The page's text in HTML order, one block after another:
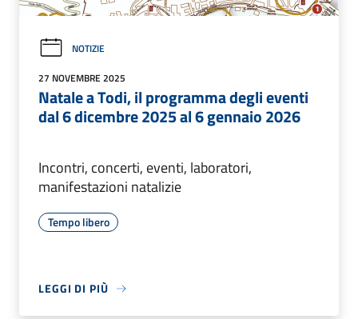
NOTIZIE
27 NOVEMBRE 2025
Natale a Todi, il programma degli eventi
dal 6 dicembre 2025 al 6 gennaio 2026
Incontri, concerti, eventi, laboratori,
manifestazioni natalizie
Tempo libero
LEGGI DI PIÙ